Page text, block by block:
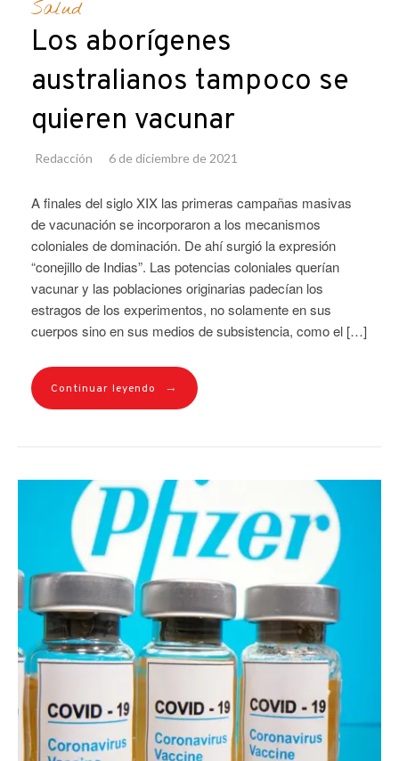
Salud
Los aborígenes
australianos tampoco se
quieren vacunar
Redacción 6 de diciembre de 2021
A finales del siglo XIX las primeras campañas masivas
de vacunación se incorporaron a los mecanismos
coloniales de dominación. De ahí surgió la expresión
“conejillo de Indias”. Las potencias coloniales querían
vacunar y las poblaciones originarias padecían los
estragos de los experimentos, no solamente en sus
cuerpos sino en sus medios de subsistencia, como el […]
Continuar leyendo →